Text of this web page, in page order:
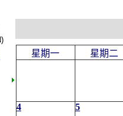
星期一 星期二
4 5